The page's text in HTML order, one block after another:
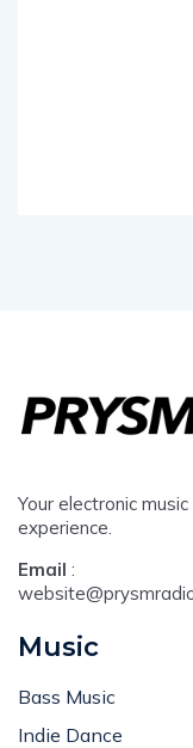
Your electronic music
experience.
Email :
Music
Bass Music
Indie Dance